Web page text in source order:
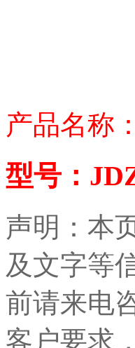
产品名称
型号：
声明：本
及文字等
前请来电
客户要求